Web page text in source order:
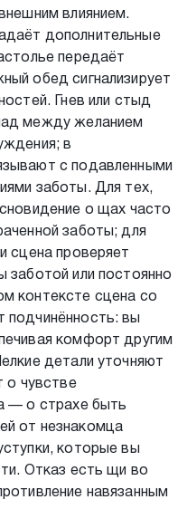
влиянием.
дополнительные
передаёт
обед сигнализирует
Гнев или стыд
между желанием
в
с подавленными
заботы. Для тех,
о щах часто
заботы; для
сцена проверяет
заботой или постоянно
контексте сцена со
подчинённость: вы
комфорт другим
детали уточняют
о чувстве
— о страхе быть
от незнакомца
которые вы
Отказ есть щи во
навязанным